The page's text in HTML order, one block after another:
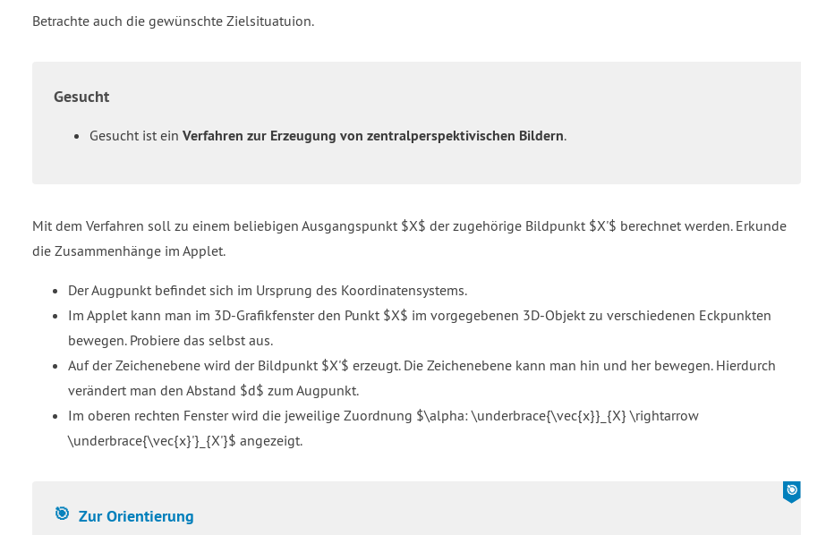
Betrachte auch die gewünschte Zielsituatuion.
Gesucht
Gesucht ist ein Verfahren zur Erzeugung von zentralperspektivischen Bildern.
Mit dem Verfahren soll zu einem beliebigen Ausgangspunkt $X$ der zugehörige Bildpunkt $X'$ berechnet werden. Erkunde
die Zusammenhänge im Applet.
Der Augpunkt befindet sich im Ursprung des Koordinatensystems.
Im Applet kann man im 3D-Grafikfenster den Punkt $X$ im vorgegebenen 3D-Objekt zu verschiedenen Eckpunkten
bewegen. Probiere das selbst aus.
Auf der Zeichenebene wird der Bildpunkt $X'$ erzeugt. Die Zeichenebene kann man hin und her bewegen. Hierdurch
verändert man den Abstand $d$ zum Augpunkt.
Im oberen rechten Fenster wird die jeweilige Zuordnung $\alpha: \underbrace{\vec{x}}_{X} \rightarrow
\underbrace{\vec{x}'}_{X'}$ angezeigt.
Zur Orientierung